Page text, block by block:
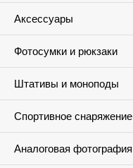
Аксессуары
Фотосумки и рюкзаки
Штативы и моноподы
Спортивное снаряжение
Аналоговая фотография